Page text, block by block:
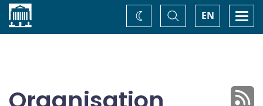
Accueil EN
Basculer
la
recherche
Changez
de